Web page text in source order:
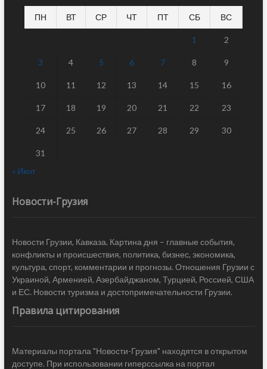
ПН ВТ СР ЧТ ПТ СБ ВС
1 2
3 4 5 6 7 8 9
10 11 12 13 14 15 16
17 18 19 20 21 22 23
24 25 26 27 28 29 30
31
« Июл
Новости-Грузия
Новости Грузии, Кавказа. Картина дня – главные события,
конфликты и происшествия, политика, бизнес, экономика,
культура, спорт, комментарии и прогнозы. Отношения Грузии с
Украиной, Арменией, Азербайджаном, Турцией, Россией, США
и ЕС. Новости туризма и достопримечательности Грузии.
Правила цитирования
Материалы портала "Новости-Грузия" находятся в открытом
доступе. При использовании гиперссылка на портал